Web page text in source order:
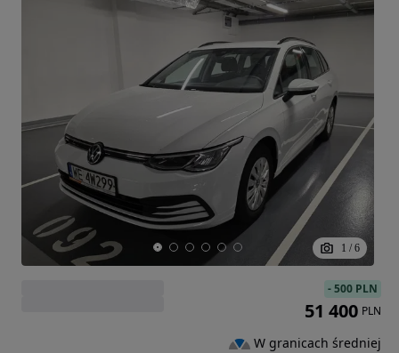
1 / 6
-500 PLN
51 400 PLN
W granicach średniej